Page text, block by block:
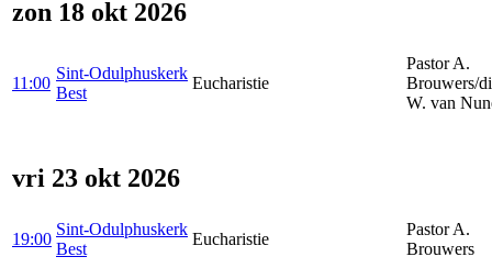
zon 18 okt 2026
11:00
Sint-Odulphuskerk
Best
Eucharistie
Pastor A.
Brouwers/
W. van
vri 23 okt 2026
19:00
Sint-Odulphuskerk
Best
Eucharistie
Pastor A.
Brouwers